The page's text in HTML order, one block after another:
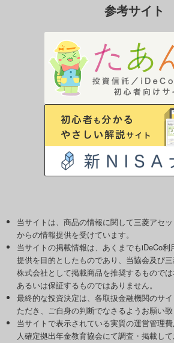
参考サイト
当サイトは、商品の情報に関して三菱アセ
からの情報提供を受けています。
当サイトの掲載情報は、あくまでもiDeCo
提供を目的としたものであり、当協会及び
株式会社として掲載商品を推奨するもので
あるいは保証するものではありません。
最終的な投資決定は、各取扱金融機関のサ
ただき、ご自身の判断でなさるようお願い致
当サイトで表示されている実質の運営管理
人確定拠出年金教育協会にて調査・掲載して